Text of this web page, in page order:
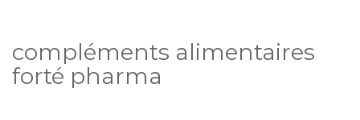
compléments alimentaires
forté pharma